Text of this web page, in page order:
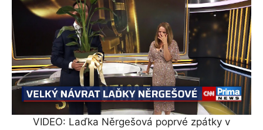
VIDEO: Laďka Něrgešová poprvé zpátky v